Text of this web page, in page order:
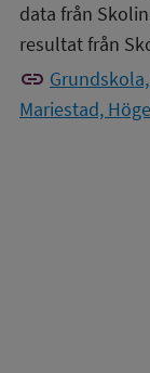
data från
resultat från
link
Mariestad,